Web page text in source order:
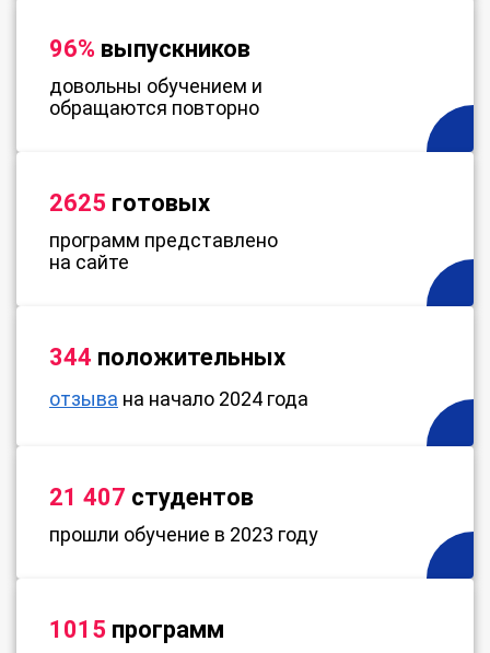
96% выпускников
довольны обучением и
обращаются повторно
2625 готовых
программ представлено
на сайте
344 положительных
отзыва на начало 2024 года
21 407 студентов
прошли обучение в 2023 году
1015 программ